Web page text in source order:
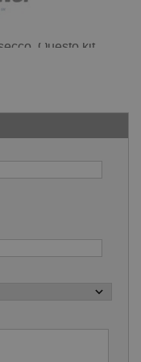
Questo kit
. Per montare gli
area abbastanza
tutti gli esercizi.
come una